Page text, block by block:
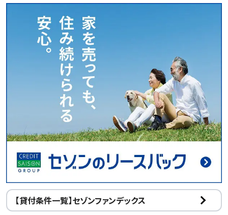
【貸付条件一覧】セゾンファンデックス